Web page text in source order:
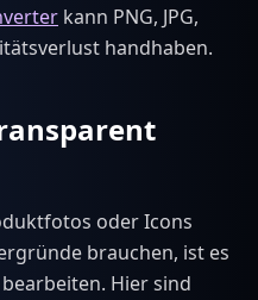
kann PNG, JPG,
handhaben.
oder Icons
brauchen, ist es
Hier sind